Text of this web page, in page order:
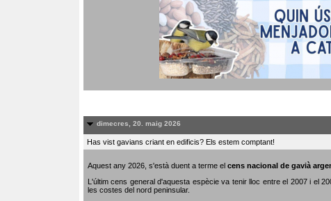
dimecres, 20. maig 2026
Has vist gavians criant en edificis? Els estem comptant!
Aquest any 2026, s'està duent a terme el cens nacional de gavià
L'últim cens general d'aquesta espècie va tenir lloc entre el 2007 i el
les costes del nord peninsular.